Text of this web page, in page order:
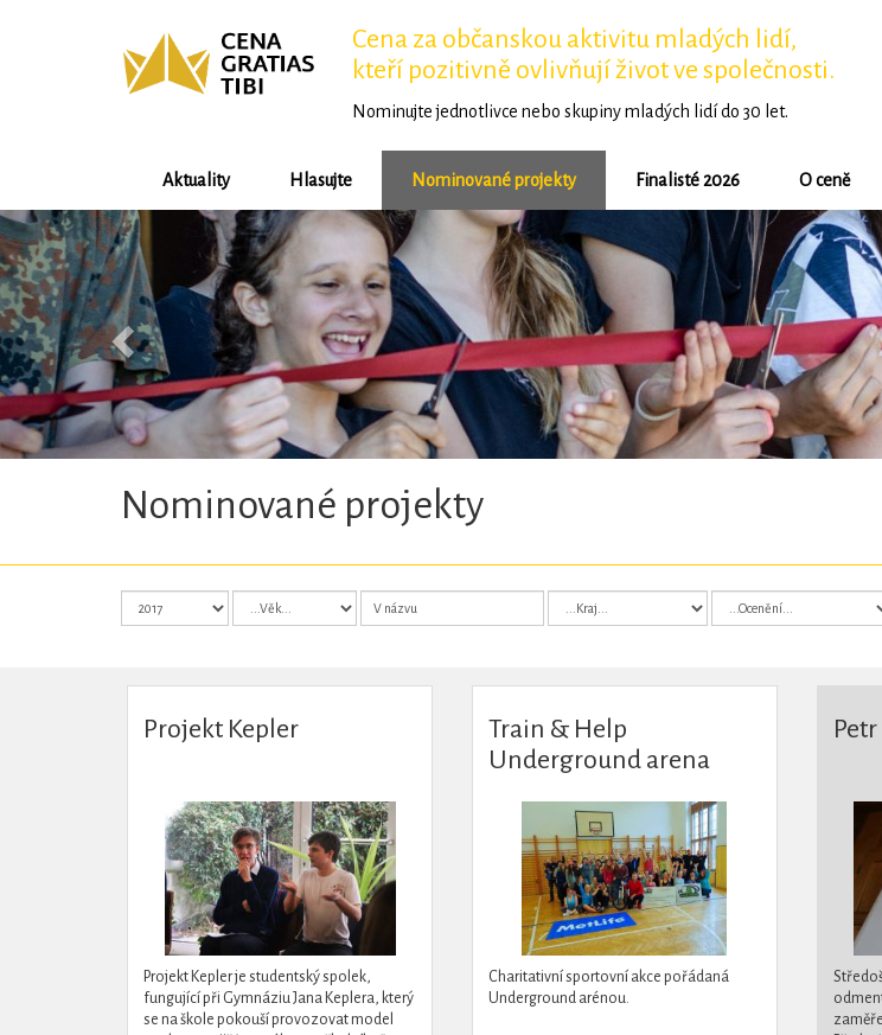
Cena za občanskou aktivitu mladých lidí,
kteří pozitivně ovlivňují život ve společnosti.
Nominujte jednotlivce nebo skupiny mladých lidí do 30 let.
Aktuality Hlasujte Nominované projekty Finalisté 2026 O ceně
Předchozí
Nominované projekty
Projekt Kepler
Projekt Kepler je studentský spolek,
fungující při Gymnáziu Jana Keplera, který
se na škole pokouší provozovat model
Train & Help
Underground arena
Charitativní sportovní akce pořádaná
Underground arénou.